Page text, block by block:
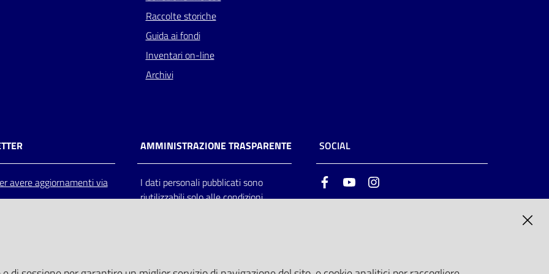
Raccolte storiche
Guida ai fondi
Inventari on-line
Archivi
avere aggiornamenti via
AMMINISTRAZIONE TRASPARENTE
I dati personali pubblicati sono
riutilizzabili solo alle condizioni
SOCIAL
FacebookYoutube